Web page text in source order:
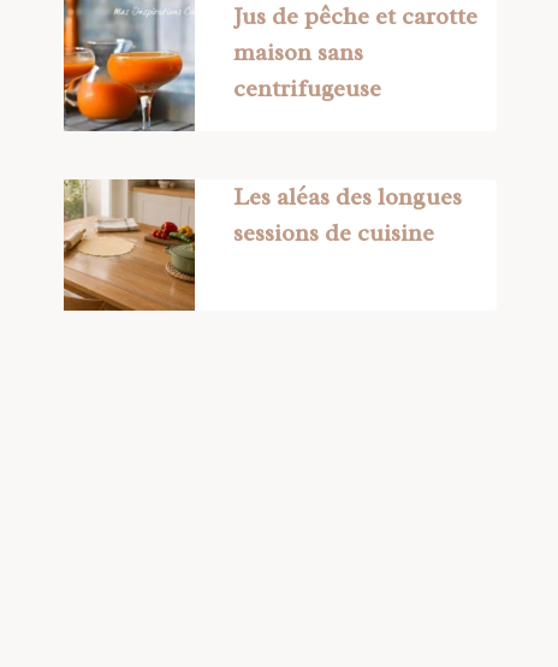
Jus de pêche et carotte
maison sans
centrifugeuse
Les aléas des longues
sessions de cuisine